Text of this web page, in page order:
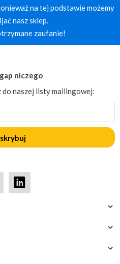
na tej podstawie możemy
nasz sklep.
zaufanie!
niczego
do naszej listy mailingowej: